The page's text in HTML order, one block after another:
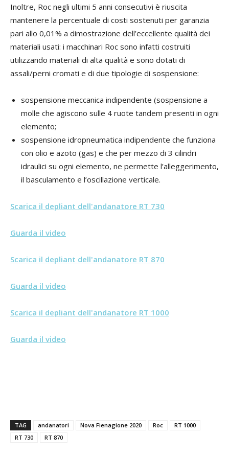
Inoltre, Roc negli ultimi 5 anni consecutivi è riuscita
mantenere la percentuale di costi sostenuti per garanzia
pari allo 0,01% a dimostrazione dell’eccellente qualità dei
materiali usati: i macchinari Roc sono infatti costruiti
utilizzando materiali di alta qualità e sono dotati di
assali/perni cromati e di due tipologie di sospensione:
sospensione meccanica indipendente (sospensione a
molle che agiscono sulle 4 ruote tandem presenti in ogni
elemento;
sospensione idropneumatica indipendente che funziona
con olio e azoto (gas) e che per mezzo di 3 cilindri
idraulici su ogni elemento, ne permette l’alleggerimento,
il basculamento e l’oscillazione verticale.
Scarica il depliant dell'andanatore RT 730
Guarda il video
Scarica il depliant dell'andanatore RT 870
Guarda il video
Scarica il depliant dell'andanatore RT 1000
Guarda il video
TAG andanatori Nova Fienagione 2020 Roc
RT 1000
RT 730
RT 870